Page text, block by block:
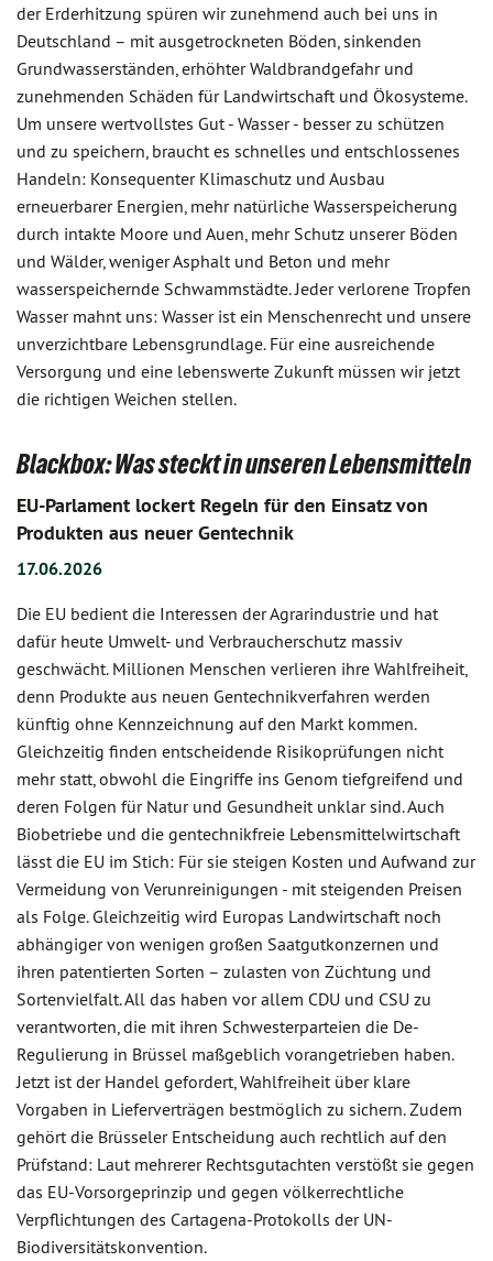
der Erderhitzung spüren wir zunehmend auch bei uns in
Deutschland – mit ausgetrockneten Böden, sinkenden
Grundwasserständen, erhöhter Waldbrandgefahr und
zunehmenden Schäden für Landwirtschaft und Ökosysteme.
Um unsere wertvollstes Gut - Wasser - besser zu schützen
und zu speichern, braucht es schnelles und entschlossenes
Handeln: Konsequenter Klimaschutz und Ausbau
erneuerbarer Energien, mehr natürliche Wasserspeicherung
durch intakte Moore und Auen, mehr Schutz unserer Böden
und Wälder, weniger Asphalt und Beton und mehr
wasserspeichernde Schwammstädte. Jeder verlorene Tropfen
Wasser mahnt uns: Wasser ist ein Menschenrecht und unsere
unverzichtbare Lebensgrundlage. Für eine ausreichende
Versorgung und eine lebenswerte Zukunft müssen wir jetzt
die richtigen Weichen stellen.
Blackbox: Was steckt in unseren Lebensmitteln
EU-Parlament lockert Regeln für den Einsatz von
Produkten aus neuer Gentechnik
17.06.2026
Die EU bedient die Interessen der Agrarindustrie und hat
dafür heute Umwelt- und Verbraucherschutz massiv
geschwächt. Millionen Menschen verlieren ihre Wahlfreiheit,
denn Produkte aus neuen Gentechnikverfahren werden
künftig ohne Kennzeichnung auf den Markt kommen.
Gleichzeitig finden entscheidende Risikoprüfungen nicht
mehr statt, obwohl die Eingriffe ins Genom tiefgreifend und
deren Folgen für Natur und Gesundheit unklar sind. Auch
Biobetriebe und die gentechnikfreie Lebensmittelwirtschaft
lässt die EU im Stich: Für sie steigen Kosten und Aufwand zur
Vermeidung von Verunreinigungen - mit steigenden Preisen
als Folge. Gleichzeitig wird Europas Landwirtschaft noch
abhängiger von wenigen großen Saatgutkonzernen und
ihren patentierten Sorten – zulasten von Züchtung und
Sortenvielfalt. All das haben vor allem CDU und CSU zu
verantworten, die mit ihren Schwesterparteien die De-
Regulierung in Brüssel maßgeblich vorangetrieben haben.
Jetzt ist der Handel gefordert, Wahlfreiheit über klare
Vorgaben in Lieferverträgen bestmöglich zu sichern. Zudem
gehört die Brüsseler Entscheidung auch rechtlich auf den
Prüfstand: Laut mehrerer Rechtsgutachten verstößt sie gegen
das EU-Vorsorgeprinzip und gegen völkerrechtliche
Verpflichtungen des Cartagena-Protokolls der UN-
Biodiversitätskonvention.